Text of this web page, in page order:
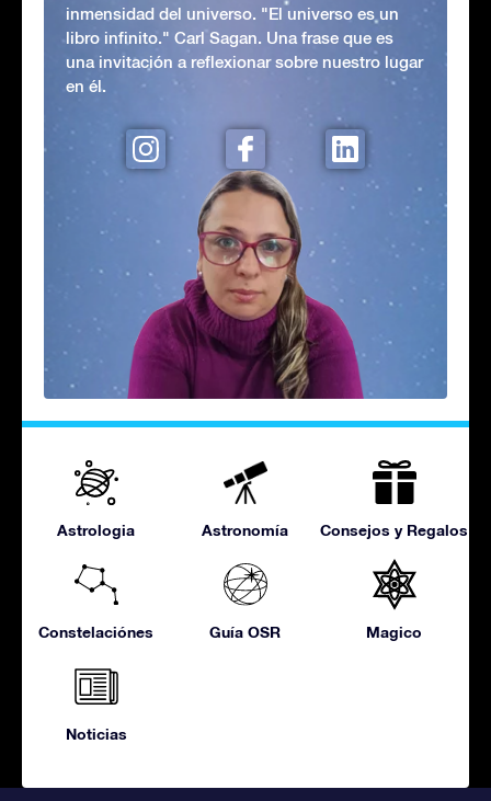
inmensidad del universo. "El universo es un
libro infinito." Carl Sagan. Una frase que es
una invitación a reflexionar sobre nuestro lugar
en él.
Astrologia Astronomía Consejos y Regalos
Constelaciónes Guía OSR Magico
Noticias